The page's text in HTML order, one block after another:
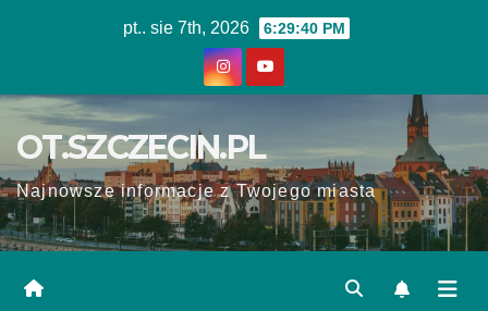
pt.. sie 7th, 2026 6:29:41 PM
OT.SZCZECIN.PL
Najnowsze informacje z Twojego miasta